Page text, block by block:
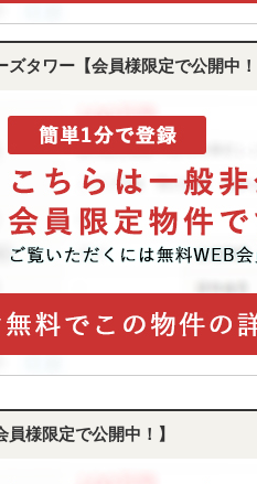
タワー【会員様限定で公開中！
様限定で公開中！】